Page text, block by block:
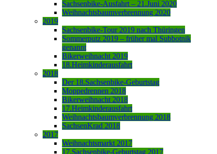
Sachsenbike-Ausfahrt – 21.Juni 2020
Weihnachtsbaumverbrennung 2020
2019
Sachsenbike-Tour 2019 nach Thüringen
Sommerputz 2019 – früher mal Subbotnik
genannt
Bikerweihnacht 2019
18.Heimkinderausfahrt
2018
Der 18.Sachsenbike-Geburtstag
Moppedrennen 2018
Bikerweihnacht 2018
17.Heimkinderausfahrt
Weihnachtsbaumverbrennung 2018
SachsenKrad 2018
2017
Weihnachtsmarkt 2017
17.Sachsenbike-Geburtstag 2017